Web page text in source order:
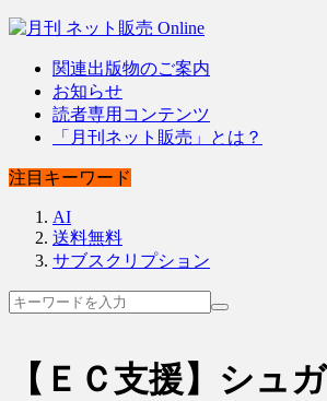
関連出版物のご案内
お知らせ
読者専用コンテンツ
「月刊ネット販売」とは？
注目キーワード
AI
送料無料
サブスクリプション
【ＥＣ支援】シュ